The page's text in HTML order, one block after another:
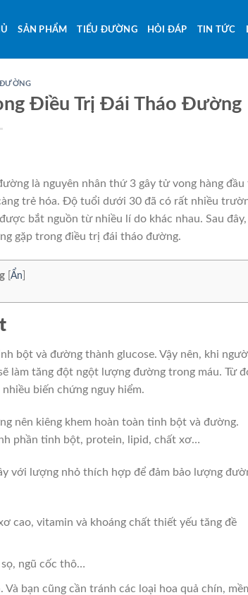
SẢN PHẨM TIỂU ĐƯỜNG HỎI ĐÁP TIN TỨC
Điều Trị Đái Tháo Đường
là nguyên nhân thứ 3 gây tử vong hàng đầu
trẻ hóa. Độ tuổi dưới 30 đã có rất nhiều
bắt nguồn từ nhiều lí do khác nhau. Sau đây,
gặp trong điều trị đái tháo đường.
Ẩn
bột và đường thành glucose. Vậy nên, khi
làm tăng đột ngột lượng đường trong máu. Từ
biến chứng nguy hiểm.
nên kiêng khem hoàn toàn tinh bột và đường.
phần tinh bột, protein, lipid, chất xơ…
với lượng nhỏ thích hợp để đảm bảo lượng
cao, vitamin và khoáng chất thiết yếu tăng đề
ngũ cốc thô…
bạn cũng cần tránh các loại hoa quả chín,